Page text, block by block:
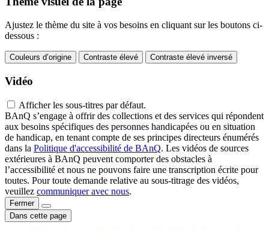
Ajustez le thème du site à vos besoins en cliquant sur les boutons ci-
dessous :
Couleurs d’origine Contraste élevé Contraste élevé inversé
Vidéo
Afficher les sous-titres par défaut.
BAnQ s’engage à offrir des collections et des services qui répondent
aux besoins spécifiques des personnes handicapées ou en situation
de handicap, en tenant compte de ses principes directeurs énumérés
dans la Politique d'accessibilité de BAnQ. Les vidéos de sources
extérieures à BAnQ peuvent comporter des obstacles à
l’accessibilité et nous ne pouvons faire une transcription écrite pour
toutes. Pour toute demande relative au sous-titrage des vidéos,
veuillez communiquer avec nous.
Fermer
Dans cette page